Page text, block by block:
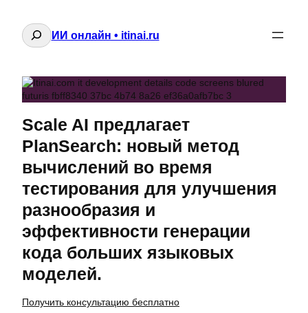
Поиск
ИИ онлайн • itinai.ru
Scale AI предлагает
PlanSearch: новый метод
вычислений во время
тестирования для улучшения
разнообразия и
эффективности генерации
кода больших языковых
моделей.
Получить консультацию бесплатно